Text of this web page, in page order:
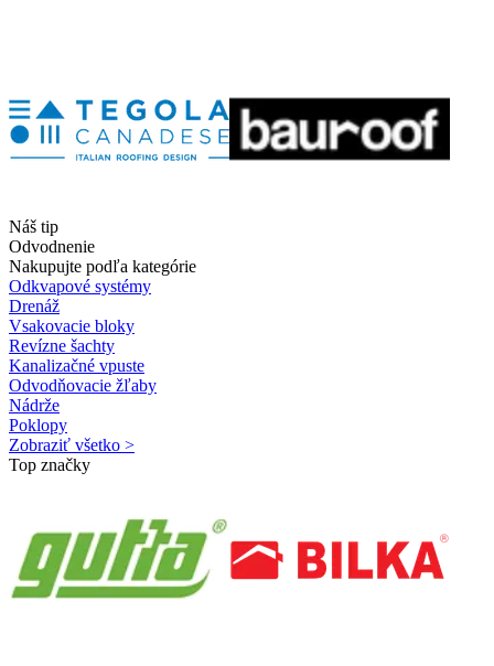
Náš tip
Odvodnenie
Nakupujte podľa kategórie
Odkvapové systémy
Drenáž
Vsakovacie bloky
Revízne šachty
Kanalizačné vpuste
Odvodňovacie žľaby
Nádrže
Poklopy
Zobraziť všetko >
Top značky